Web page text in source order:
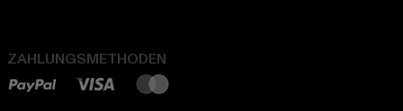
ZAHLUNGSMETHODEN